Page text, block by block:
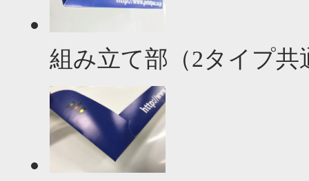
組み立て部（2タイプ共